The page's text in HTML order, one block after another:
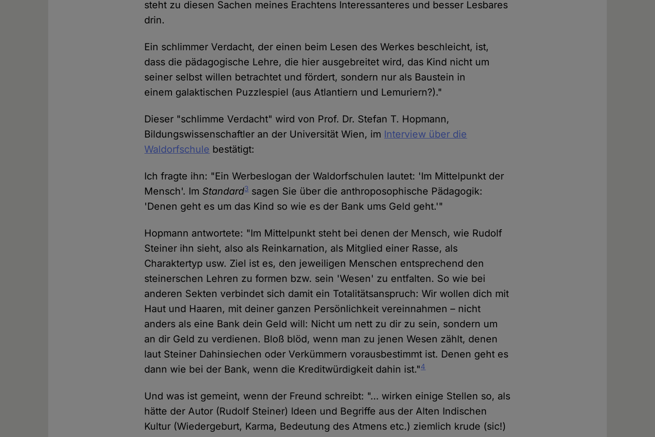
steht zu diesen Sachen meines Erachtens Interessanteres und besser Lesbares
drin.
Ein schlimmer Verdacht, der einen beim Lesen des Werkes beschleicht, ist,
dass die pädagogische Lehre, die hier ausgebreitet wird, das Kind nicht um
seiner selbst willen betrachtet und fördert, sondern nur als Baustein in
einem galaktischen Puzzlespiel (aus Atlantiern und Lemuriern?)."
Dieser "schlimme Verdacht" wird von Prof. Dr. Stefan T. Hopmann,
Bildungswissenschaftler an der Universität Wien, im Interview über die
Waldorfschule bestätigt:
Ich fragte ihn: "Ein Werbeslogan der Waldorfschulen lautet: 'Im Mittelpunkt der
Mensch'. Im Standard3sagen Sie über die anthroposophische Pädagogik:
'Denen geht es um das Kind so wie es der Bank ums Geld geht.'"
Hopmann antwortete: "Im Mittelpunkt steht bei denen der Mensch, wie Rudolf
Steiner ihn sieht, also als Reinkarnation, als Mitglied einer Rasse, als
Charaktertyp usw. Ziel ist es, den jeweiligen Menschen entsprechend den
steinerschen Lehren zu formen bzw. sein 'Wesen' zu entfalten. So wie bei
anderen Sekten verbindet sich damit ein Totalitätsanspruch: Wir wollen dich mit
Haut und Haaren, mit deiner ganzen Persönlichkeit vereinnahmen – nicht
anders als eine Bank dein Geld will: Nicht um nett zu dir zu sein, sondern um
an dir Geld zu verdienen. Bloß blöd, wenn man zu jenen Wesen zählt, denen
laut Steiner Dahinsiechen oder Verkümmern vorausbestimmt ist. Denen geht es
dann wie bei der Bank, wenn die Kreditwürdigkeit dahin ist."4
Und was ist gemeint, wenn der Freund schreibt: "… wirken einige Stellen so, als
hätte der Autor (Rudolf Steiner) Ideen und Begriffe aus der Alten Indischen
Kultur (Wiedergeburt, Karma, Bedeutung des Atmens etc.) ziemlich krude (sic!)